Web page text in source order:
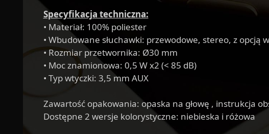
Specyfikacja techniczna:
• Materiał: 100% poliester
• Wbudowane słuchawki: przewodowe, stereo, z opcją
• Rozmiar przetwornika: Ø30 mm
• Moc znamionowa: 0,5 W x2 (< 85 dB)
• Typ wtyczki: 3,5 mm AUX
Zawartość opakowania: opaska na głowę , instrukcja
Dostępne 2 wersje kolorystyczne: niebieska i różowa